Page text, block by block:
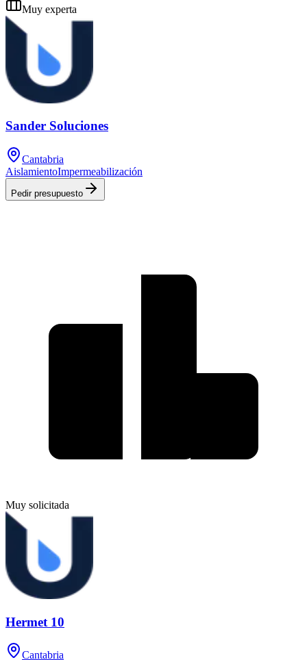
Muy experta
Sander Soluciones
Cantabria
AislamientoImpermeabilización
Pedir presupuesto
Muy solicitada
Hermet 10
Cantabria